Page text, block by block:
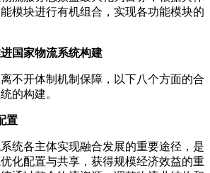
模块进行有机组合，实现各功能模块的
国家物流系统构建
不开体制机制保障，以下八个方面的合
的构建。
置
统各主体实现融合发展的重要途径，是
化配置与共享，获得规模经济效益的重